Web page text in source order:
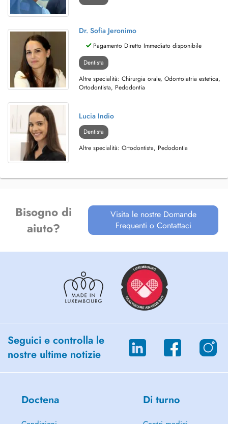
Dr. Sofia Jeronimo
Pagamento Diretto Immediato disponibile
Dentista
Altre specialità: Chirurgia orale, Odontoiatria estetica,
Ortodontista, Pedodontia
Lucia Indio
Dentista
Altre specialità: Ortodontista, Pedodontia
Bisogno di
aiuto?
Visita le nostre Domande
Frequenti o Contattaci
Seguici e controlla le
nostre ultime notizie
Doctena Di turno